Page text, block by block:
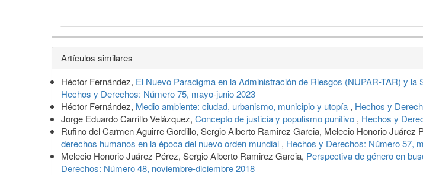
Detalles
del
artículo
Artículos similares
Héctor Fernández, El Nuevo Paradigma en la Administración de Riesgos (NUPAR-TAR) y
Hechos y Derechos: Número 75, mayo-junio 2023
Héctor Fernández, Medio ambiente: ciudad, urbanismo, municipio y utopía , Hechos y
Jorge Eduardo Carrillo Velázquez, Concepto de justicia y populismo punitivo , Hechos y
Rufino del Carmen Aguirre Gordillo, Sergio Alberto Ramirez Garcia, Melecio Honorio Juárez
derechos humanos en la época del nuevo orden mundial , Hechos y Derechos: Número 57,
Melecio Honorio Juárez Pérez, Sergio Alberto Ramirez Garcia, Perspectiva de género en
Derechos: Número 48, noviembre-diciembre 2018